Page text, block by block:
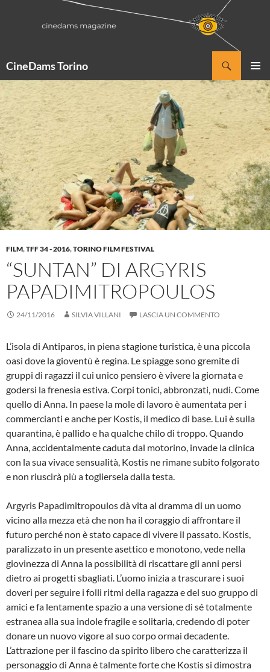
CineDams Torino
MENU
FILM,TFF 34 - 2016,TORINO FILM FESTIVAL
“SUNTAN” DI ARGYRIS
PAPADIMITROPOULOS
24/11/2016 SILVIA VILLANI LASCIA UN COMMENTO
L’isola di Antiparos, in piena stagione turistica, è una piccola
oasi dove la gioventù è regina. Le spiagge sono gremite di
gruppi di ragazzi il cui unico pensiero è vivere la giornata e
godersi la frenesia estiva. Corpi tonici, abbronzati, nudi. Come
quello di Anna. In paese la mole di lavoro è aumentata per i
commercianti e anche per Kostis, il medico di base. Lui è sulla
quarantina, è pallido e ha qualche chilo di troppo. Quando
Anna, accidentalmente caduta dal motorino, invade la clinica
con la sua vivace sensualità, Kostis ne rimane subito folgorato
e non riuscirà più a togliersela dalla testa.
Argyris Papadimitropoulos dà vita al dramma di un uomo
vicino alla mezza età che non ha il coraggio di affrontare il
futuro perché non è stato capace di vivere il passato. Kostis,
paralizzato in un presente asettico e monotono, vede nella
giovinezza di Anna la possibilità di riscattare gli anni persi
dietro ai progetti sbagliati. L’uomo inizia a trascurare i suoi
doveri per seguire i folli ritmi della ragazza e del suo gruppo di
amici e fa lentamente spazio a una versione di sé totalmente
estranea alla sua indole fragile e solitaria, credendo di poter
donare un nuovo vigore al suo corpo ormai decadente.
L’attrazione per il fascino da spirito libero che caratterizza il
personaggio di Anna è talmente forte che Kostis si dimostra